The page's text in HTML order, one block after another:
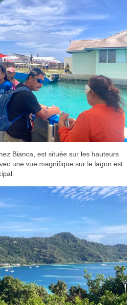
Bianca, est située sur les hauteurs
une vue magnifique sur le lagon est